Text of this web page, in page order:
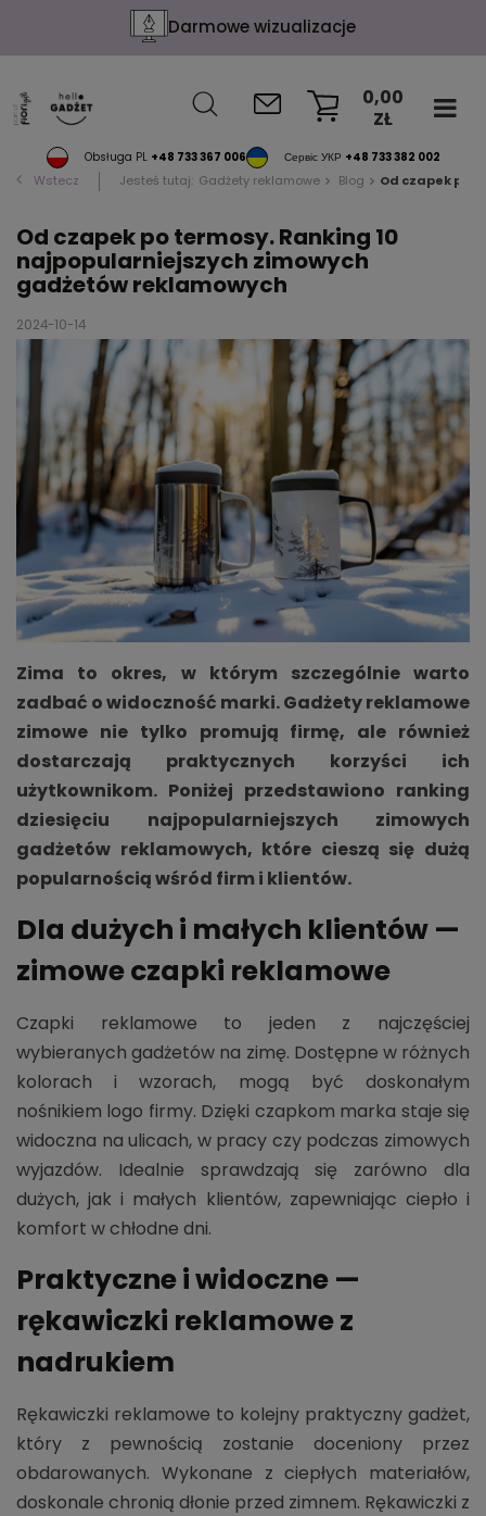
Darmowe wizualizacje
Obsługa PL +48 733 367 006 Сервіс УКР +48 733 382 002
0,00
ZŁ
Wstecz Jesteś tutaj: Gadżety reklamowe Blog Od czapek po
Od czapek po termosy. Ranking 10
najpopularniejszych zimowych
gadżetów reklamowych
2024-10-14
Zima to okres, w którym szczególnie warto
zadbać o widoczność marki. Gadżety reklamowe
zimowe nie tylko promują firmę, ale również
dostarczają praktycznych korzyści ich
użytkownikom. Poniżej przedstawiono ranking
dziesięciu najpopularniejszych zimowych
gadżetów reklamowych, które cieszą się dużą
popularnością wśród firm i klientów.
Dla dużych i małych klientów —
zimowe czapki reklamowe
Czapki reklamowe to jeden z najczęściej
wybieranych gadżetów na zimę. Dostępne w różnych
kolorach i wzorach, mogą być doskonałym
nośnikiem logo firmy. Dzięki czapkom marka staje się
widoczna na ulicach, w pracy czy podczas zimowych
wyjazdów. Idealnie sprawdzają się zarówno dla
dużych, jak i małych klientów, zapewniając ciepło i
komfort w chłodne dni.
Praktyczne i widoczne —
rękawiczki reklamowe z
nadrukiem
Rękawiczki reklamowe to kolejny praktyczny gadżet,
który z pewnością zostanie doceniony przez
obdarowanych. Wykonane z ciepłych materiałów,
doskonale chronią dłonie przed zimnem. Rękawiczki z